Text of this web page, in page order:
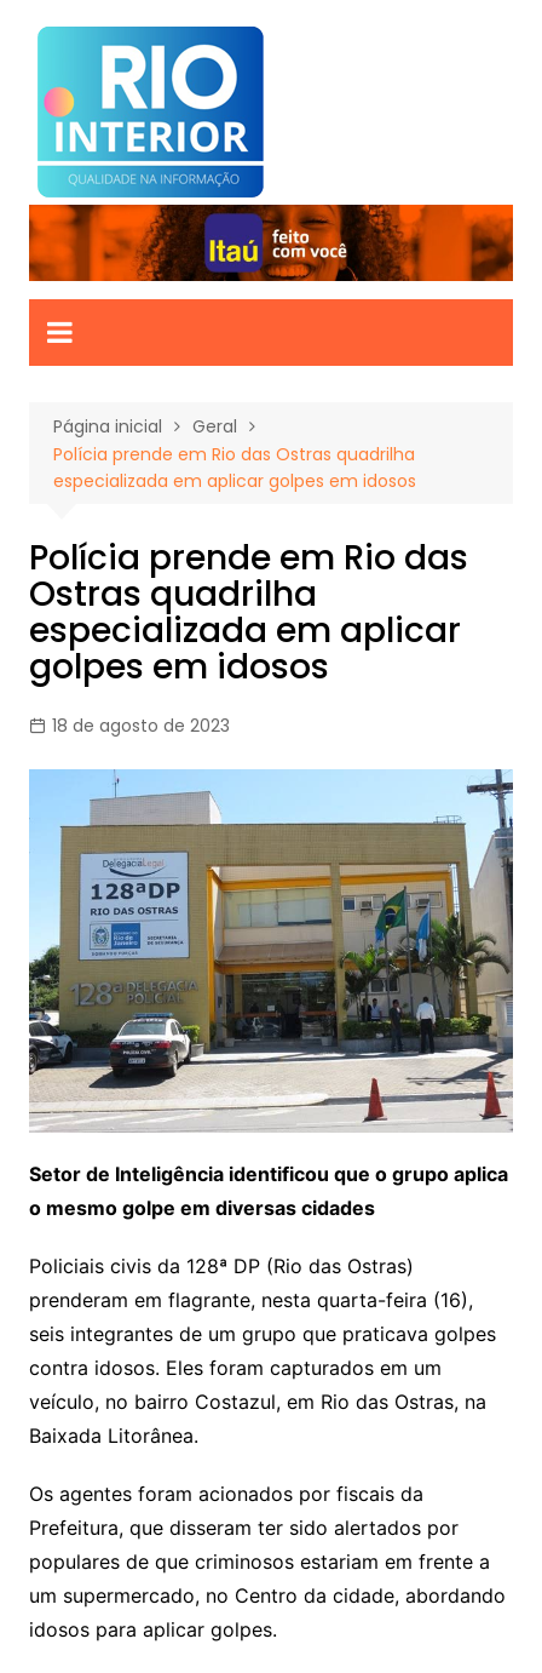
para
conteúdo
Página inicial
Geral
Polícia prende em Rio das Ostras quadrilha
especializada em aplicar golpes em idosos
Polícia prende em Rio das
Ostras quadrilha
especializada em aplicar
golpes em idosos
18 de agosto de 2023
Setor de Inteligência identificou que o grupo aplica
o mesmo golpe em diversas cidades
Policiais civis da 128ª DP (Rio das Ostras)
prenderam em flagrante, nesta quarta-feira (16),
seis integrantes de um grupo que praticava golpes
contra idosos. Eles foram capturados em um
veículo, no bairro Costazul, em Rio das Ostras, na
Baixada Litorânea.
Os agentes foram acionados por fiscais da
Prefeitura, que disseram ter sido alertados por
populares de que criminosos estariam em frente a
um supermercado, no Centro da cidade, abordando
idosos para aplicar golpes.